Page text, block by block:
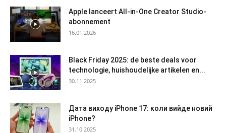
Apple lanceert All-in-One Creator Studio-
abonnement
16.01.2026
Black Friday 2025: de beste deals voor
technologie, huishoudelijke artikelen en...
30.11.2025
Дата виходу iPhone 17: коли вийде новий
iPhone?
31.10.2025